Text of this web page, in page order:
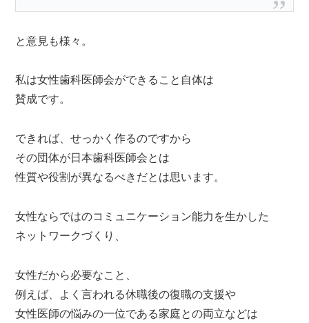
と意見も様々。
私は女性歯科医師会ができること自体は
賛成です。
できれば、せっかく作るのですから
その団体が日本歯科医師会とは
性質や役割が異なるべきだとは思います。
女性ならではのコミュニケーション能力を生かした
ネットワークづくり、
女性だから必要なこと、
例えば、よく言われる休職後の復職の支援や
女性医師の悩みの一位である家庭との両立などは